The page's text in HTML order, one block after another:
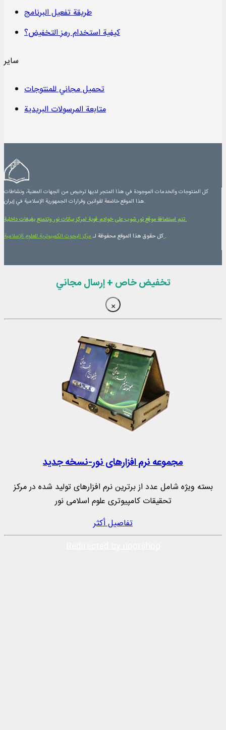
طريقة تفعيل البرنامج
كيفية استخدام رمز التخفيض؟
سایر
تحميل مجاني للمنتوجات
متابعة المرسولات البريدية
كل المنتوجات والخدمات الموجودة في هذا المتجر لديها ترخيص من الجهات المعنية، ونشاطات
هذا الموقع خاضعة لقوانين وقرارات الجمهورية الإسلامية في إيران.
تتم استضافة موقع نور شوب على خوادم قوية لمركز بيانات نور وتتمتع بغيغات داخلية.
كل حقوق هذا الموقع محفوظة لـمرکز البحوث الكمبيوترية للعلوم الإسلامية.
تخفيض خاص + إرسال مجاني
×
مجموعه نرم‌ افزارهای نور-نسخه جدید
بسته ویژه شامل عدد از برترین نرم افزارهای تولید شده در مرکز
تحقیقات کامپیوتری علوم اسلامی نور
تفاصيل أكثر